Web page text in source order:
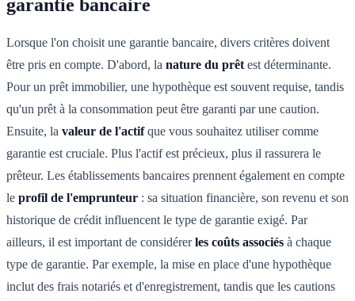
garantie bancaire
Lorsque l'on choisit une garantie bancaire, divers critères doivent
être pris en compte. D'abord, la nature du prêt est déterminante.
Pour un prêt immobilier, une hypothèque est souvent requise, tandis
qu'un prêt à la consommation peut être garanti par une caution.
Ensuite, la valeur de l'actifque vous souhaitez utiliser comme
garantie est cruciale. Plus l'actif est précieux, plus il rassurera le
prêteur. Les établissements bancaires prennent également en compte
le profil de l'emprunteur : sa situation financière, son revenu et son
historique de crédit influencent le type de garantie exigé. Par
ailleurs, il est important de considérerles coûts associés à chaque
type de garantie. Par exemple, la mise en place d'une hypothèque
inclut des frais notariés et d'enregistrement, tandis que les cautions